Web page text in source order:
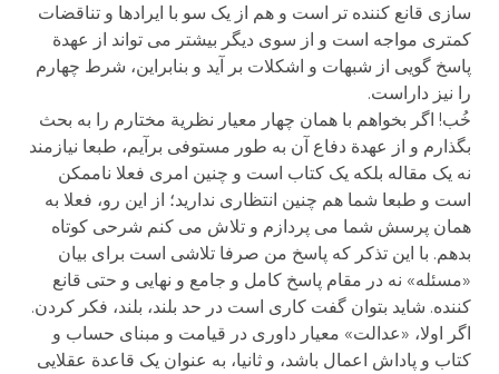
سازی قانع کننده تر است و هم از یک سو با ایرادها و تناقضات
کمتری مواجه است و از سوی دیگر بیشتر می تواند از عهدة
پاسخ گویی از شبهات و اشکلات بر آید و بنابراین، شرط چهارم
را نیز داراست.
خُب! اگر بخواهم با همان چهار معیار نظریة مختارم را به بحث
بگذارم و از عهدة دفاع آن به طور مستوفی برآیم، طبعا نیازمند
نه یک مقاله بلکه یک کتاب است و چنین امری فعلا ناممکن
است و طبعا شما هم چنین انتظاری ندارید؛ از این رو، فعلا به
همان پرسش شما می پردازم و تلاش می کنم شرحی کوتاه
بدهم. با این تذکر که پاسخ من صرفا تلاشی است برای بیان
«مسئله» نه در مقام پاسخ کامل و جامع و نهایی و حتی قانع
کننده. شاید بتوان گفت کاری است در حد بلند، بلند، فکر کردن.
اگر اولا، «عدالت» معیار داوری در قیامت و مبنای حساب و
کتاب و پاداش اعمال باشد، و ثانیا، به عنوان یک قاعدة عقلایی